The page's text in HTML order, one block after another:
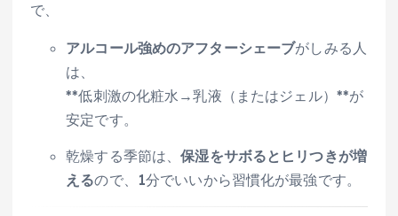
で、
アルコール強めのアフターシェーブがしみる人
は、
**低刺激の化粧水→乳液（またはジェル）**が
安定です。
乾燥する季節は、保湿をサボるとヒリつきが増
えるので、1分でいいから習慣化が最強です。